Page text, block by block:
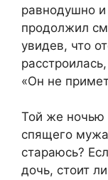
равнодушно и
продолжил
увидев, что
«Он не
Той же ночью
спящего
стараюсь?
дочь, стоит